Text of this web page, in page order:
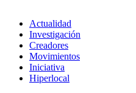
Actualidad
Investigación
Creadores
Movimientos
Iniciativa
Hiperlocal